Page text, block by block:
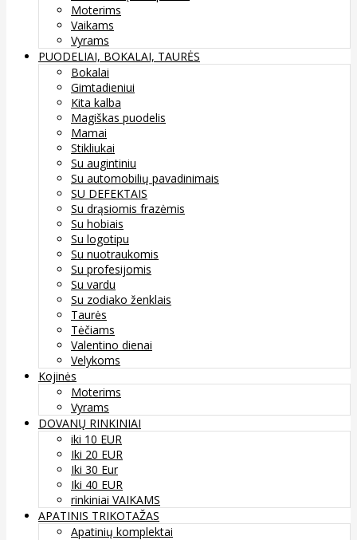
Moterims
Vaikams
Vyrams
PUODELIAI, BOKALAI, TAURĖS
Bokalai
Gimtadieniui
Kita kalba
Magiškas puodelis
Mamai
Stikliukai
Su augintiniu
Su automobilių pavadinimais
SU DEFEKTAIS
Su drąsiomis frazėmis
Su hobiais
Su logotipu
Su nuotraukomis
Su profesijomis
Su vardu
Su zodiako ženklais
Taurės
Tėčiams
Valentino dienai
Velykoms
Kojinės
Moterims
Vyrams
DOVANŲ RINKINIAI
iki 10 EUR
Iki 20 EUR
Iki 30 Eur
Iki 40 EUR
rinkiniai VAIKAMS
APATINIS TRIKOTAŽAS
Apatinių komplektai